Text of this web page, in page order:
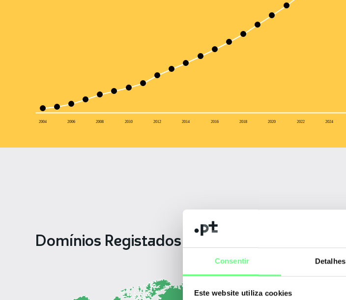
Consentir Detalhes
Este website utiliza cookies
2004 2006 2008 2010 2012 2014 2016 2018 2020 2022 2024
Domínios Registados por RIR